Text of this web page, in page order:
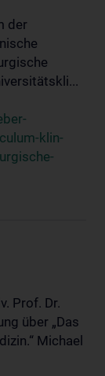
der
klin-
Prof. Dr.
über „Das
Michael